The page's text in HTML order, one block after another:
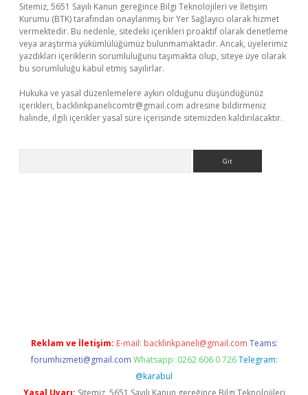
Sitemiz, 5651 Sayılı Kanun gereğince Bilgi Teknolojileri ve İletişim
Kurumu (BTK) tarafından onaylanmış bir Yer Sağlayıcı olarak hizmet
vermektedir. Bu nedenle, sitedeki içerikleri proaktif olarak denetleme
veya araştırma yükümlülüğümüz bulunmamaktadır. Ancak, üyelerimiz
yazdıkları içeriklerin sorumluluğunu taşımakta olup, siteye üye olarak
bu sorumluluğu kabul etmiş sayılırlar.
Hukuka ve yasal düzenlemelere aykırı olduğunu düşündüğünüz
içerikleri, backlinkpanelicomtr@gmail.com adresine bildirmeniz
halinde, ilgili içerikler yasal süre içerisinde sitemizden kaldırılacaktır.
Reklam ve İletişim: E-mail: backlinkpaneli@gmail.com Teams:
forumhizmeti@gmail.com Whatsapp: 0262 606 0 726 Telegram:
@karabul
Yasal Uyarı: Sitemiz, 5651 Sayılı Kanun gereğince Bilgi Teknolojileri